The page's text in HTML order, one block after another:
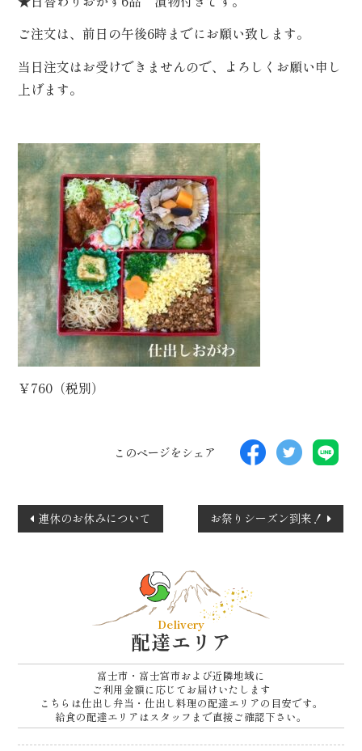
/
格
選
ぶ
ご注文は、前日の午後6時までにお願い致します。
当日注文はお受けできませんので、よろしくお願い申し
上げます。
￥760（税別）
このページをシェア
投
稿
ョ
連休のお休みについて お祭りシーズン到来！
Delivery
配達エリア
富士市・富士宮市および近隣地域に
ご利用金額に応じてお届けいたします
こちらは仕出し弁当・仕出し料理の配達エリアの目安です。
給食の配達エリアはスタッフまで直接ご確認下さい。